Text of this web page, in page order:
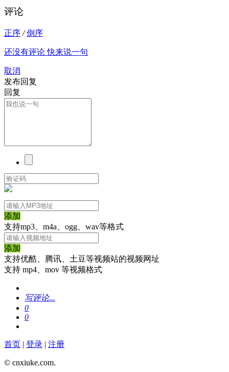
评论
正序 / 倒序
还没有评论 快来说一句
取消
发布回复
回复
添加
支持mp3、m4a、ogg、wav等格式
添加
支持优酷、腾讯、土豆等视频站的视频网址
支持 mp4、mov 等视频格式
写评论...
0
0
首页 | 登录 | 注册
© cnxiuke.com.